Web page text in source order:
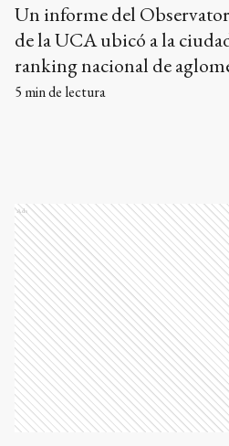
Un informe del
de la UCA ubicó a la
ranking nacional de
Gran Resistencia y
5 min de lectura
Ads